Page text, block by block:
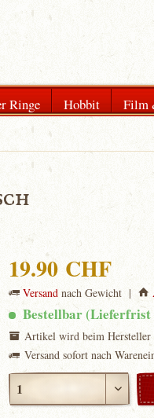
Ringe Hobbit Film
19.90 CHF
Versand nach Gewicht |
Bestellbar (Lieferfrist
Artikel wird beim Hersteller
Versand sofort nach